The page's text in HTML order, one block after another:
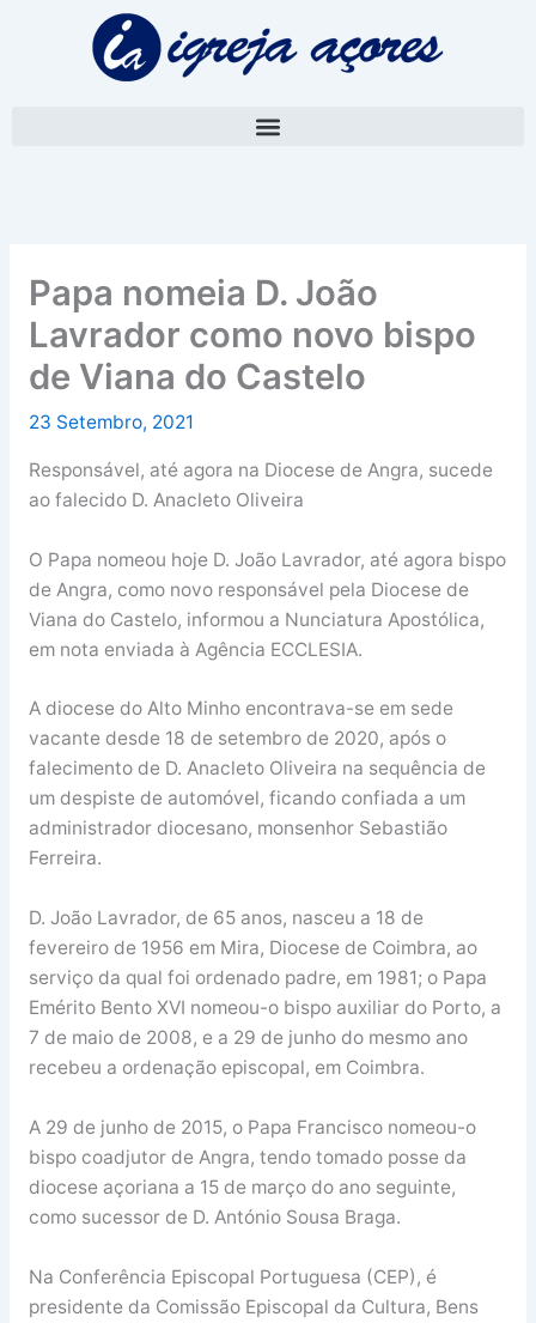
Papa nomeia D. João
Lavrador como novo bispo
de Viana do Castelo
23 Setembro, 2021
Responsável, até agora na Diocese de Angra, sucede
ao falecido D. Anacleto Oliveira
O Papa nomeou hoje D. João Lavrador, até agora bispo
de Angra, como novo responsável pela Diocese de
Viana do Castelo, informou a Nunciatura Apostólica,
em nota enviada à Agência ECCLESIA.
A diocese do Alto Minho encontrava-se em sede
vacante desde 18 de setembro de 2020, após o
falecimento de D. Anacleto Oliveira na sequência de
um despiste de automóvel, ficando confiada a um
administrador diocesano, monsenhor Sebastião
Ferreira.
D. João Lavrador, de 65 anos, nasceu a 18 de
fevereiro de 1956 em Mira, Diocese de Coimbra, ao
serviço da qual foi ordenado padre, em 1981; o Papa
Emérito Bento XVI nomeou-o bispo auxiliar do Porto, a
7 de maio de 2008, e a 29 de junho do mesmo ano
recebeu a ordenação episcopal, em Coimbra.
A 29 de junho de 2015, o Papa Francisco nomeou-o
bispo coadjutor de Angra, tendo tomado posse da
diocese açoriana a 15 de março do ano seguinte,
como sucessor de D. António Sousa Braga.
Na Conferência Episcopal Portuguesa (CEP), é
presidente da Comissão Episcopal da Cultura, Bens